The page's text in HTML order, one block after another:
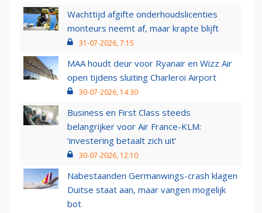
Wachttijd afgifte onderhoudslicenties
monteurs neemt af, maar krapte blijft
31-07-2026, 7:15
MAA houdt deur voor Ryanair en Wizz Air
open tijdens sluiting Charleroi Airport
30-07-2026, 14:30
Business en First Class steeds
belangrijker voor Air France-KLM:
‘investering betaalt zich uit’
30-07-2026, 12:10
Nabestaanden Germanwings-crash klagen
Duitse staat aan, maar vangen mogelijk
bot